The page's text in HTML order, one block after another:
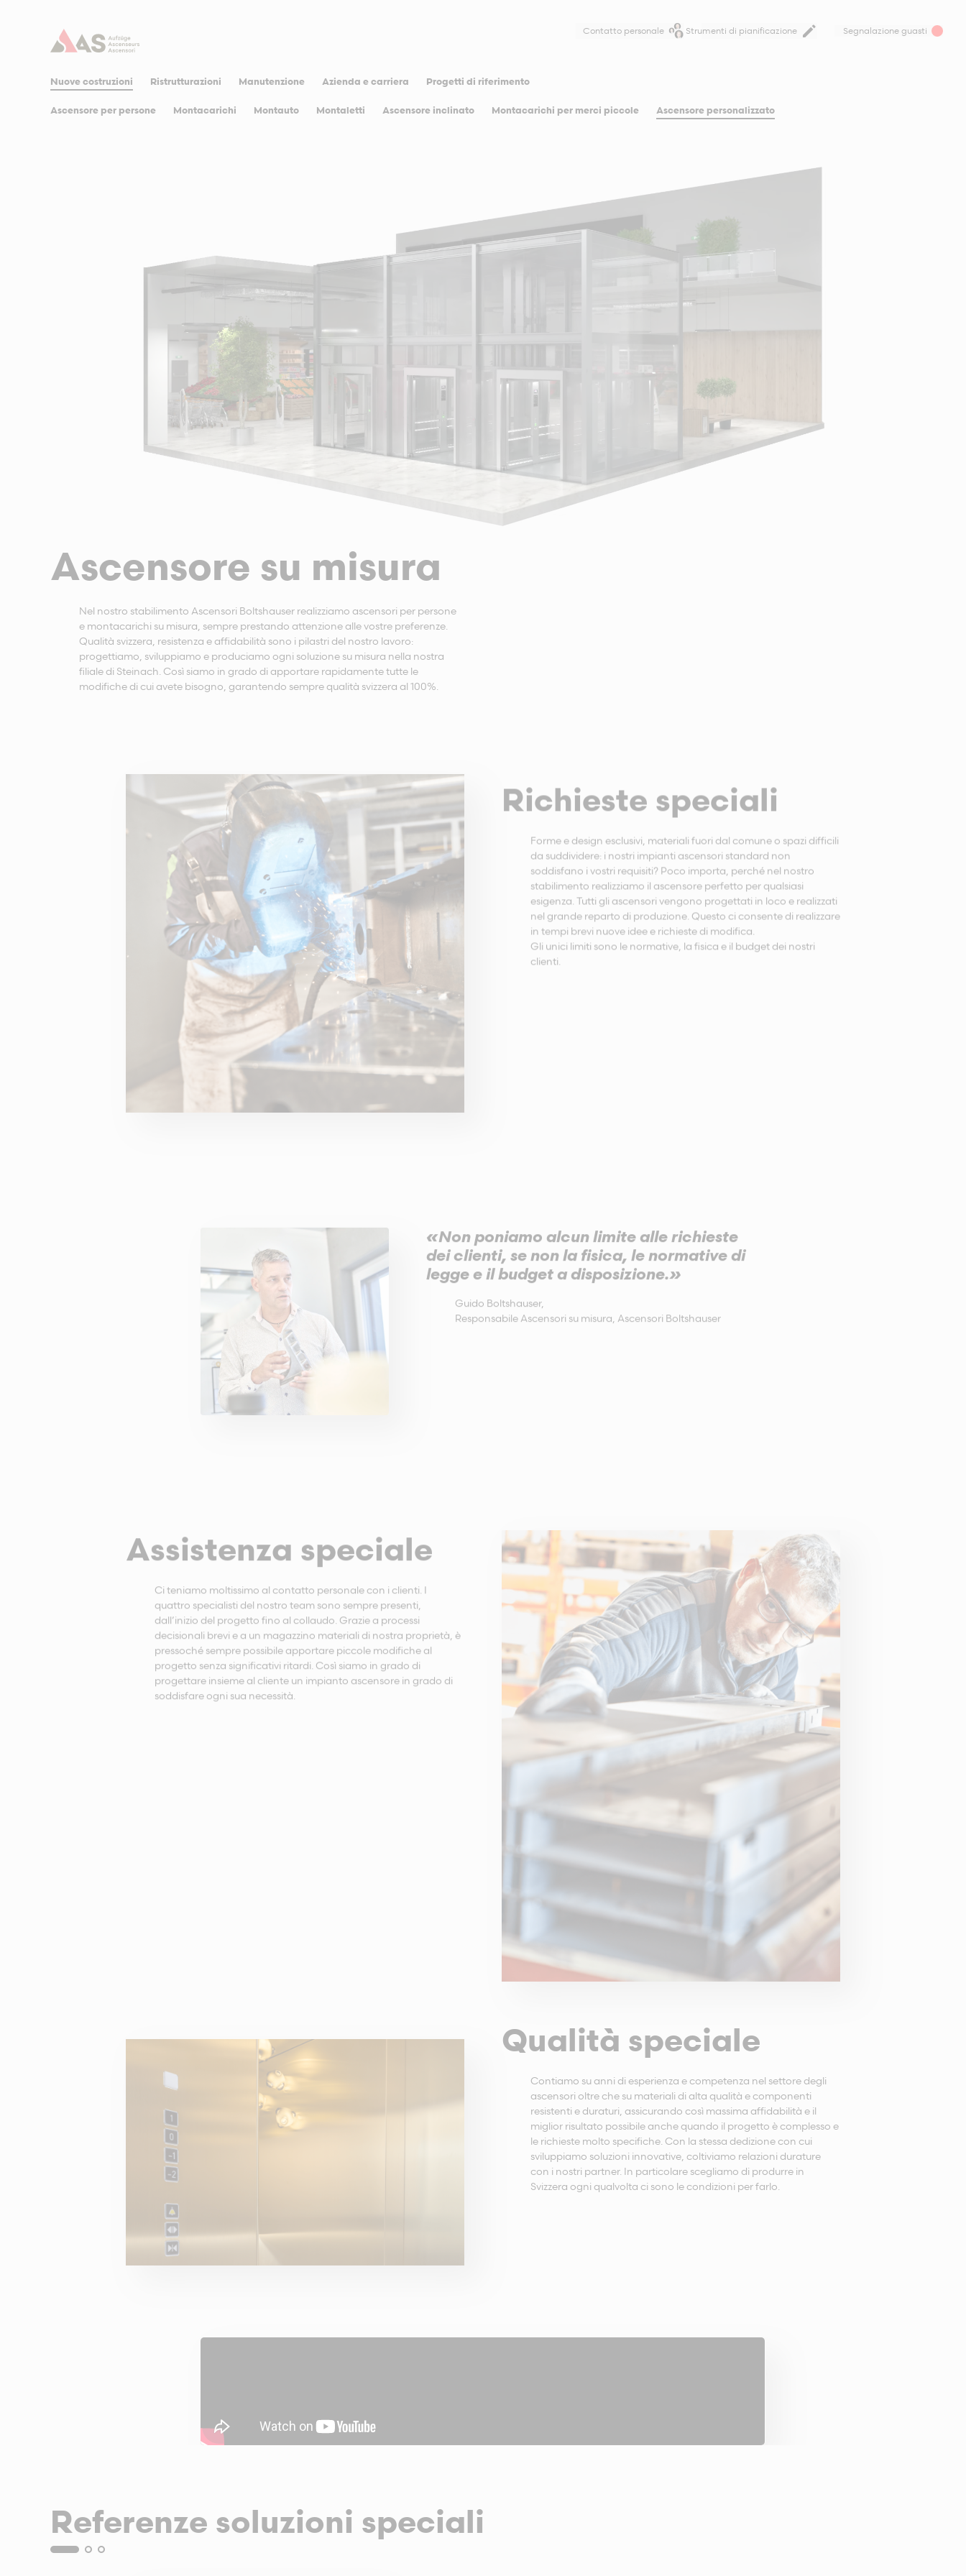
Nuove costruzioni Ristrutturazioni Manutenzione Azienda e carriera Progetti di riferimento
Ascensore per persone Montacarichi Montauto Montaletti Ascensore inclinato Montacarichi per merci piccole Ascensore personalizzato
Contatto personale Strumenti di pianificazione Segnalazione guasti
Ascensore su misura
Nel nostro stabilimento Ascensori Boltshauser realizziamo ascensori per persone
e montacarichi su misura, sempre prestando attenzione alle vostre preferenze.
Qualità svizzera, resistenza e affidabilità sono i pilastri del nostro lavoro:
progettiamo, sviluppiamo e produciamo ogni soluzione su misura nella nostra
filiale di Steinach. Così siamo in grado di apportare rapidamente tutte le
modifiche di cui avete bisogno, garantendo sempre qualità svizzera al 100%.
Richieste speciali
Forme e design esclusivi, materiali fuori dal comune o spazi difficili
da suddividere: i nostri impianti ascensori standard non
soddisfano i vostri requisiti? Poco importa, perché nel nostro
stabilimento realizziamo il ascensore perfetto per qualsiasi
esigenza. Tutti gli ascensori vengono progettati in loco e realizzati
nel grande reparto di produzione. Questo ci consente di realizzare
in tempi brevi nuove idee e richieste di modifica.
Gli unici limiti sono le normative, la fisica e il budget dei nostri
clienti.
«Non poniamo alcun limite alle richieste
dei clienti, se non la fisica, le normative di
legge e il budget a disposizione.»
Guido Boltshauser,
Responsabile Ascensori su misura, Ascensori Boltshauser
Assistenza speciale
Ci teniamo moltissimo al contatto personale con i clienti. I
quattro specialisti del nostro team sono sempre presenti,
dall’inizio del progetto fino al collaudo. Grazie a processi
decisionali brevi e a un magazzino materiali di nostra proprietà, è
pressoché sempre possibile apportare piccole modifiche al
progetto senza significativi ritardi. Così siamo in grado di
progettare insieme al cliente un impianto ascensore in grado di
soddisfare ogni sua necessità.
Qualità speciale
Contiamo su anni di esperienza e competenza nel settore degli
ascensori oltre che su materiali di alta qualità e componenti
resistenti e duraturi, assicurando così massima affidabilità e il
miglior risultato possibile anche quando il progetto è complesso e
le richieste molto specifiche. Con la stessa dedizione con cui
sviluppiamo soluzioni innovative, coltiviamo relazioni durature
con i nostri partner. In particolare scegliamo di produrre in
Svizzera ogni qualvolta ci sono le condizioni per farlo.
Referenze soluzioni speciali